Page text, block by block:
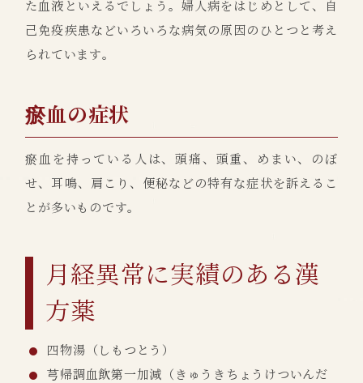
た血液といえるでしょう。婦人病をはじめとして、自
己免疫疾患などいろいろな病気の原因のひとつと考え
られています。
瘀血の症状
瘀血を持っている人は、頭痛、頭重、めまい、のぼ
せ、耳鳴、肩こり、便秘などの特有な症状を訴えるこ
とが多いものです。
月経異常に実績のある漢
方薬
四物湯（しもつとう）
芎帰調血飲第一加減（きゅうきちょうけついんだ